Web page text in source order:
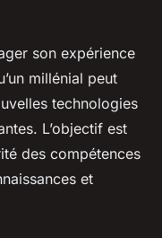
son expérience
millénial peut
technologies
L’objectif est
des compétences
et